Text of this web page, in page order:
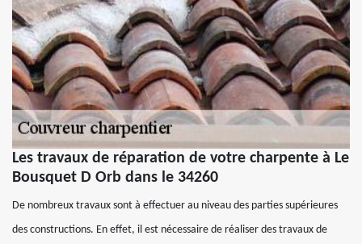
Les travaux de réparation de votre charpente à Le
Bousquet D Orb dans le 34260
De nombreux travaux sont à effectuer au niveau des parties supérieures
des constructions. En effet, il est nécessaire de réaliser des travaux de